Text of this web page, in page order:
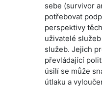
sebe (survivor
potřebovat
perspektivy
uživatelé
služeb. Jejich
převládající
úsilí se může
útlaku a